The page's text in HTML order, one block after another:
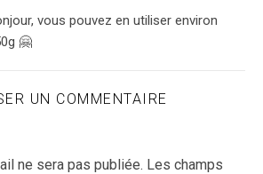
vous pouvez en utiliser environ
🤗
UN COMMENTAIRE
ne sera pas publiée. Les champs